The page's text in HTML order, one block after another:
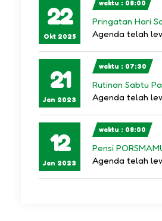
22
Okt 2025
waktu : 08:00
Pringatan Hari
Agenda telah
21
Jan 2023
waktu : 07:30
Rutinan Sabtu
Agenda telah
12
Jan 2023
waktu : 08:00
Pensi
Agenda telah